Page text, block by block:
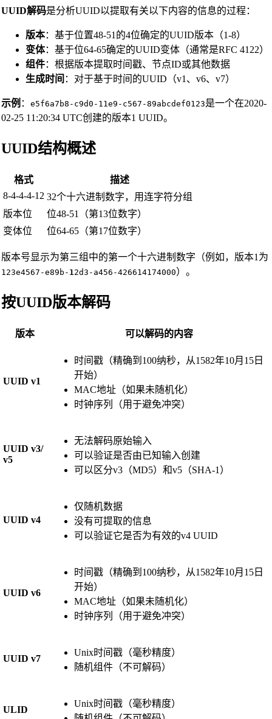
UUID解码是分析UUID以提取有关以下内容的信息的过程：
版本：基于位置48-51的4位确定的UUID版本（1-8）
变体：基于位64-65确定的UUID变体（通常是RFC 4122）
组件：根据版本提取时间戳、节点ID或其他数据
生成时间 ：对于基于时间的UUID（v1、v6、v7）
示例 ： e5f6a7b8-c9d0-11e9-c567-89abcdef0123是一个在2020-
02-25 11:20:34 UTC创建的版本1 UUID。
UUID结构概述
格式
描述
8-4-4-4-12 32个十六进制数字，用连字符分组
版本位
位48-51（第13位数字）
变体位
位64-65（第17位数字）
版本号显示为第三组中的第一个十六进制数字（例如，版本1为
123e4567-e89b- 1 2d3-a456-426614174000）。
按UUID版本解码
版本 可以解码的内容
UUID v1
时间戳（精确到100纳秒，从1582年10月15日
开始）
MAC地址（如果未随机化）
时钟序列（用于避免冲突）
UUID v3/
v5
无法解码原始输入
可以验证是否由已知输入创建
可以区分v3（MD5）和v5（SHA-1）
UUID v4
仅随机数据
没有可提取的信息
可以验证它是否为有效的v4 UUID
UUID v6
时间戳（精确到100纳秒，从1582年10月15日
开始）
MAC地址（如果未随机化）
时钟序列（用于避免冲突）
UUID v7
Unix时间戳（毫秒精度）
随机组件（不可解码）
ULID
Unix时间戳（毫秒精度）